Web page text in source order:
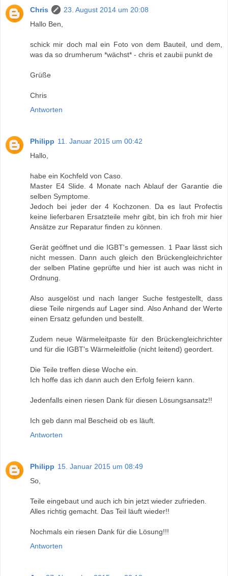
Chris
23. August 2014 um 20:08
Hallo Ben,
schick mir doch mal ein Foto von dem Bauteil, und dem,
was da so drumherum *wächst* - chris et zaubii punkt de
Grüße
Chris
Antworten
Philipp 11. Januar 2015 um 00:42
Hallo,
habe ein Kochfeld von Caso.
Master E4 Slide. 4 Monate nach Ablauf der Garantie die
selben Symptome.
Jedoch bei jeder der 4 Kochzonen. Da es laut Profectis
keine lieferbaren Ersatzteile mehr gibt, bin ich froh mir hier
Ansätze zur Reparatur finden zu können.
Gerät geöffnet und die IGBT's gemessen. 1 Paar lässt sich
nicht messen. Dann auch gleich den Brückengleichrichter
der selben Platine geprüfte und hier ist auch was nicht in
Ordnung.
Also ausgelöst und nach langer Suche festgestellt, dass
diese Teile nirgends auf Lager sind. Also Anhand der Werte
einen Ersatz gefunden und bestellt.
Zudem neue Wärmeleitpaste für den Brückengleichrichter
und für die IGBT's Wärmeleitfolie (nicht leitend) geordert.
Die Teile treffen diese Woche ein.
Ich hoffe das ich dann auch den Erfolg feiern kann.
Jedenfalls einen riesen Dank für diesen Lösungsansatz!!
Ich geb dann mal Bescheid ob es läuft.
Antworten
Philipp 15. Januar 2015 um 08:49
So,
Teile eingebaut und auch ich bin jetzt wieder zufrieden.
Alles richtig gemacht. Das Teil läuft wieder!!
Nochmals ein riesen Dank für die Lösung!!!
Antworten